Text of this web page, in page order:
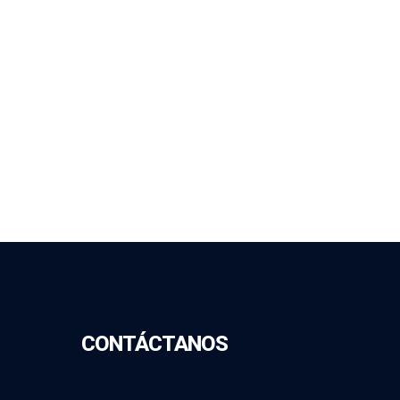
CONTÁCTANOS